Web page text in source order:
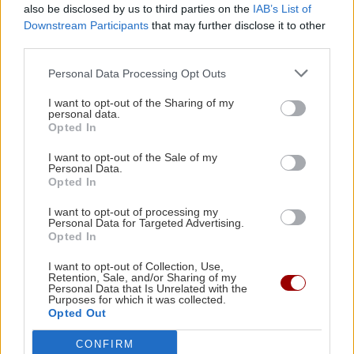
also be disclosed by us to third parties on the IAB’s List of
Downstream Participants that may further disclose it to other
Personal Data Processing Opt Outs
I want to opt-out of the Sharing of my
personal data.
Opted In
I want to opt-out of the Sale of my
Personal Data.
Opted In
I want to opt-out of processing my
Personal Data for Targeted Advertising.
Opted In
I want to opt-out of Collection, Use,
Retention, Sale, and/or Sharing of my
Personal Data that Is Unrelated with the
Purposes for which it was collected.
Opted Out
CONFIRM
μάθετε πρώτοι όλες τις ειδήσεις για την Κρήτη
και όχι μόνο.
ΡΟΗ ΕΙΔΗΣΕΩΝ
ΟΙΚΟΝΟΜΙΑ
Μειωμένη σύνταξη στα 62: Ποιοι κερδίζουν
έως 86.000 ευρώ
09:13
ΚΡΗΤΗ
Ηράκλειο: Στο επίκεντρο ξανά το πρόβλημα
της αποχέτευσης - Τι αποκαλύπτει η αυτοψία